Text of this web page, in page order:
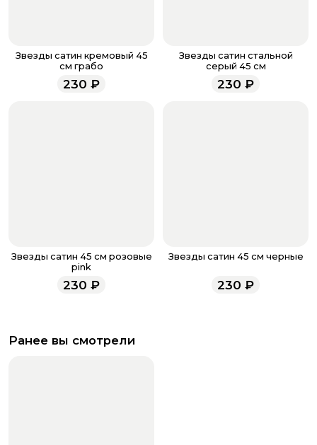
звоните по номеру телефона
или
напишите WhatsApp
+7 937 333-66-53. Наши
менеджеры работают ежедневно с 9.00 до 23.00 и
всегда рады проконсультировать вас.
Звезды сатин кремовый 45
см грабо
230 ₽
Звезды сатин стальной
серый 45 см
230 ₽
Звезды сатин 45 см розовые
pink
230 ₽
Звезды сатин 45 см черные
230 ₽
Ранее вы смотрели